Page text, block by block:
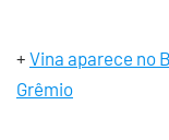
+ Vina aparece no
Grêmio